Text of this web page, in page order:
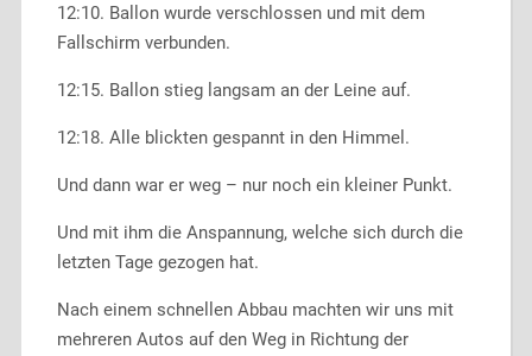
12:10. Ballon wurde verschlossen und mit dem
Fallschirm verbunden.
12:15. Ballon stieg langsam an der Leine auf.
12:18. Alle blickten gespannt in den Himmel.
Und dann war er weg – nur noch ein kleiner Punkt.
Und mit ihm die Anspannung, welche sich durch die
letzten Tage gezogen hat.
Nach einem schnellen Abbau machten wir uns mit
mehreren Autos auf den Weg in Richtung der